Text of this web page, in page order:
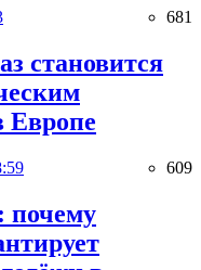
681
становится
Европе
609
почему